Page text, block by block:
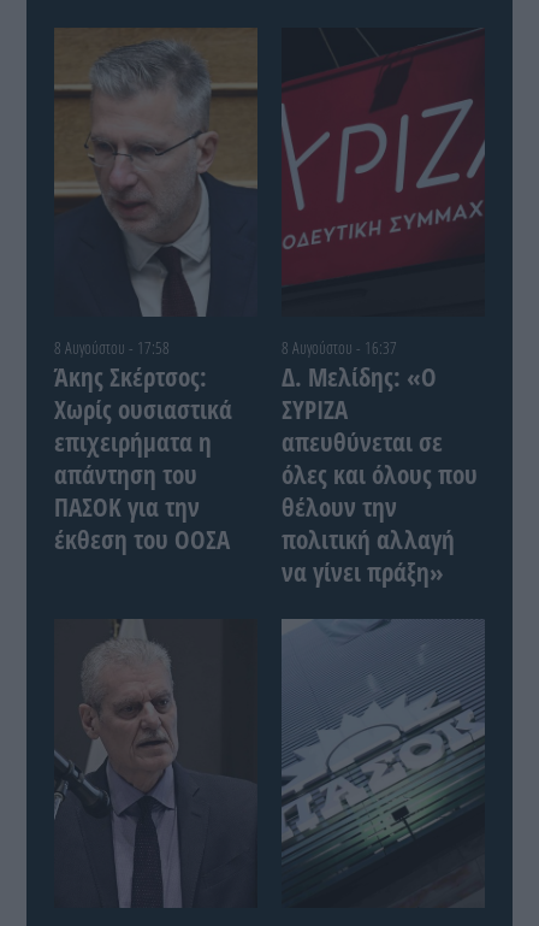
8 Αυγούστου - 17:58
Άκης Σκέρτσος:
Χωρίς ουσιαστικά
επιχειρήματα η
απάντηση του
ΠΑΣΟΚ για την
έκθεση του ΟΟΣΑ
8 Αυγούστου - 16:37
Δ. Μελίδης: «Ο
ΣΥΡΙΖΑ
απευθύνεται σε
όλες και όλους που
θέλουν την
πολιτική αλλαγή
να γίνει πράξη»